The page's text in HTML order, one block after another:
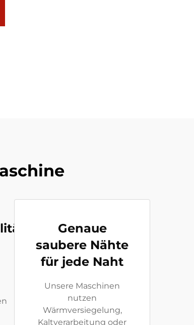
Genaue
saubere Nähte
für jede Naht
Unsere Maschinen
nutzen
Wärmversiegelung,
Kaltverarbeitung oder